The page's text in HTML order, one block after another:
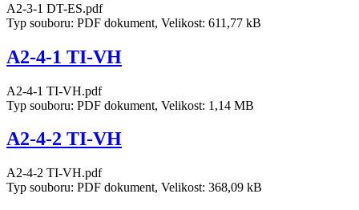
A2-3-1 DT-ES.pdf
Typ souboru: PDF dokument, Velikost: 611,77 kB
A2-4-1 TI-VH
A2-4-1 TI-VH.pdf
Typ souboru: PDF dokument, Velikost: 1,14 MB
A2-4-2 TI-VH
A2-4-2 TI-VH.pdf
Typ souboru: PDF dokument, Velikost: 368,09 kB